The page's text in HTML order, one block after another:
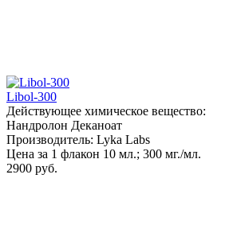
Libol-300
Действующее химическое вещество:
Нандролон Деканоат
Производитель: Lyka Labs
Цена за 1 флакон 10 мл.; 300 мг./мл.
2900 руб.